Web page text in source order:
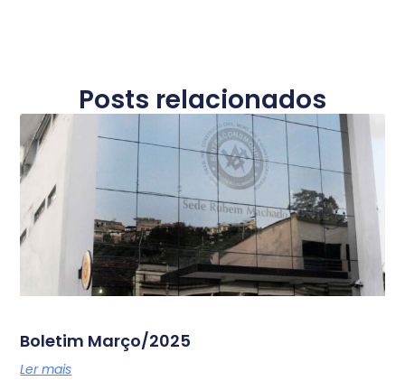
Posts relacionados
Boletim Março/2025
Ler mais